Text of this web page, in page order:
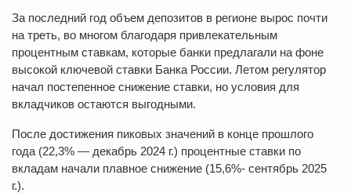
За последний год объем депозитов в регионе вырос почти
на треть, во многом благодаря привлекательным
процентным ставкам, которые банки предлагали на фоне
высокой ключевой ставки Банка России. Летом регулятор
начал постепенное снижение ставки, но условия для
вкладчиков остаются выгодными.
После достижения пиковых значений в конце прошлого
года (22,3% — декабрь 2024 г.) процентные ставки по
вкладам начали плавное снижение (15,6%- сентябрь 2025
г.).